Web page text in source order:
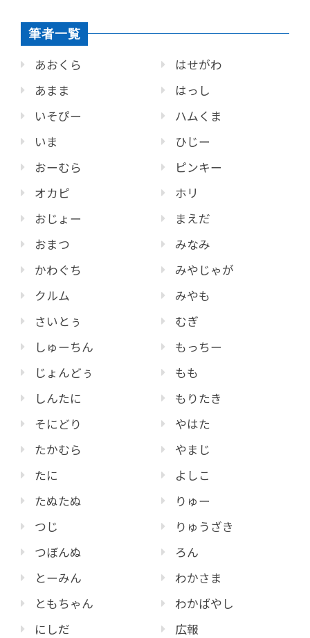
筆者一覧
あおくら
あまま
いそぴー
いま
おーむら
オカピ
おじょー
おまつ
かわぐち
クルム
さいとぅ
しゅーちん
じょんどぅ
しんたに
そにどり
たかむら
たに
たぬたぬ
つじ
つぼんぬ
とーみん
ともちゃん
にしだ
はせがわ
はっし
ハムくま
ひじー
ピンキー
ホリ
まえだ
みなみ
みやじゃが
みやも
むぎ
もっちー
もも
もりたき
やはた
やまじ
よしこ
りゅー
りゅうざき
ろん
わかさま
わかばやし
広報